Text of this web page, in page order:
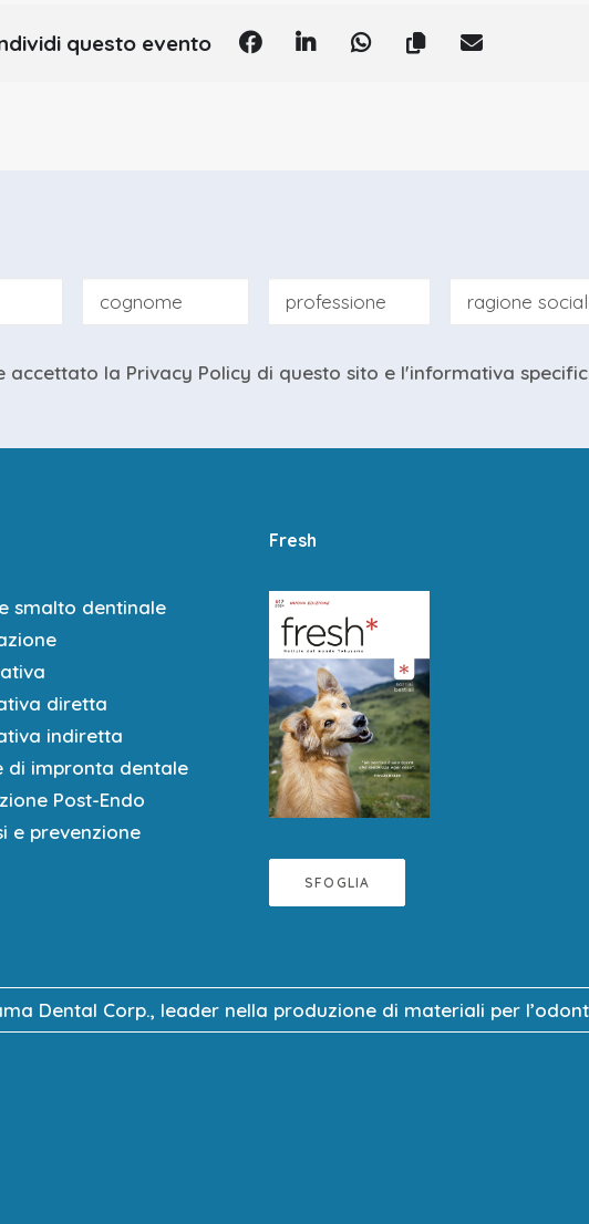
e come devo preparare? Linea di finitura o no?
Occlusali? Scelta terapeutica e tecniche step by step di preparazione.
spessori e geometrie
criterio decisionale di preparazione
in queste situazioni cliniche.
questo evento
accettato la Privacy Policy di questo sito e l'informativa
smalto dentinale
diretta
indiretta
di impronta dentale
Post-Endo
e prevenzione
Fresh
SFOGLIA
Dental Corp., leader nella produzione di materiali per